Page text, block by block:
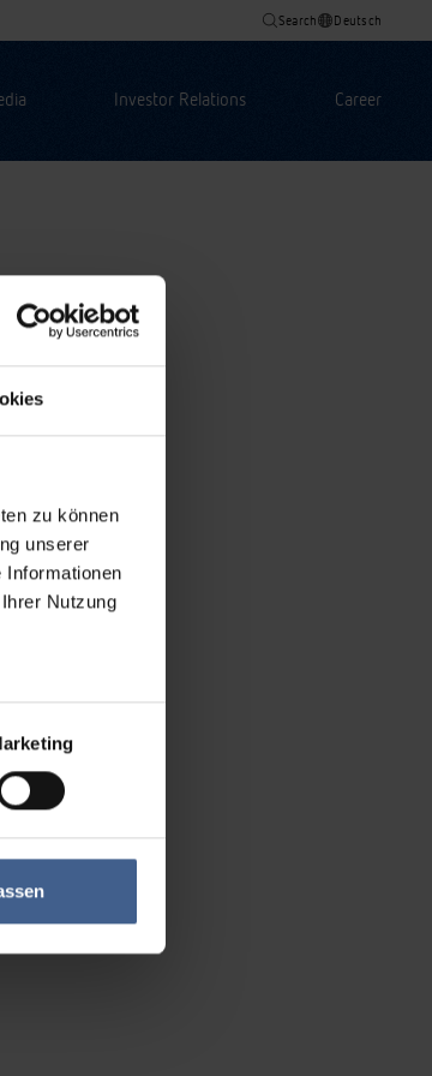
zu können
unserer
Informationen
Nutzung
Search Deutsch
Investor Relations Career